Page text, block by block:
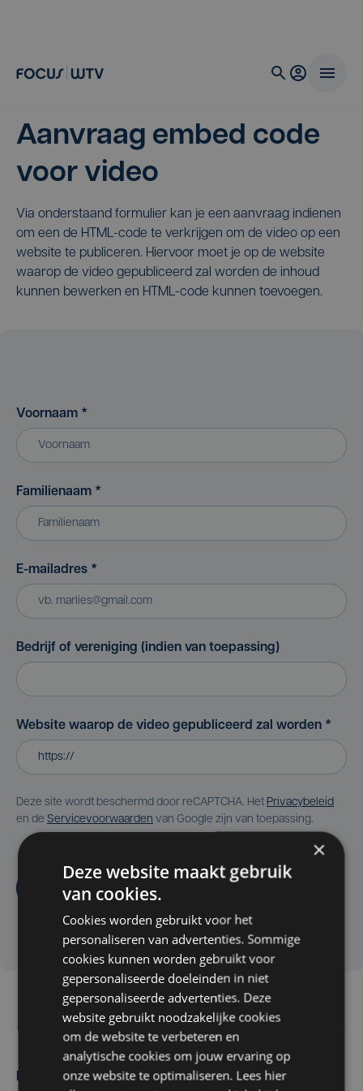
Aanvraag embed code
voor video
Via onderstaand formulier kan je een aanvraag indienen
om een de HTML-code te verkrijgen om de video op een
website te publiceren. Hiervoor moet je op de website
waarop de video gepubliceerd zal worden de inhoud
kunnen bewerken en HTML-code kunnen toevoegen.
Voornaam *
Familienaam *
E-mailadres *
Bedrijf of vereniging (indien van toepassing)
Website waarop de video gepubliceerd zal worden *
Deze site wordt beschermd door reCAPTCHA. Het Privacybeleid
en de Servicevoorwaarden van Google zijn van toepassing.
Aanvragen
Maak zelf het nieuws
×
Deze website maakt gebruik
van cookies.
Cookies worden gebruikt voor het
personaliseren van advertenties. Sommige
cookies kunnen worden gebruikt voor
gepersonaliseerde doeleinden in niet
gepersonaliseerde advertenties. Deze
website gebruikt noodzakelijke cookies
om de website te verbeteren en
analytische cookies om jouw ervaring op
onze website te optimaliseren. Lees hier